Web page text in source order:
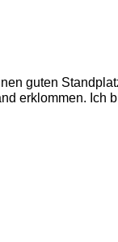
guten
erklommen. Ich